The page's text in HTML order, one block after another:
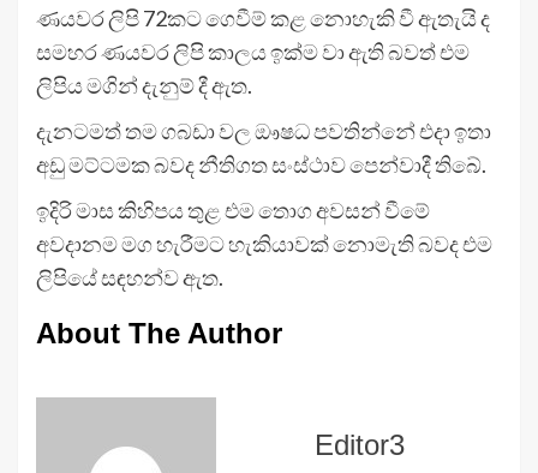
ණයවර ලිපි 72කට ගෙවීම් කළ නොහැකි වී ඇතැයි ද
සමහර ණයවර ලිපි කාලය ඉක්ම වා ඇති බවත් එම
ලිපිය මගින් දැනුම් දී ඇත.
දැනටමත් තම ගබඩා වල ඖෂධ පවතින්නේ එදා ඉතා
අඩු මට්ටමක බවද නීතිගත සංස්ථාව පෙන්වාදී තිබේ.
ඉදිරි මාස කිහිපය තුළ එම තොග අවසන් වීමේ
අවදානම මග හැරීමට හැකියාවක් නොමැති බවද එම
ලිපියේ සඳහන්ව ඇත.
About The Author
Editor3